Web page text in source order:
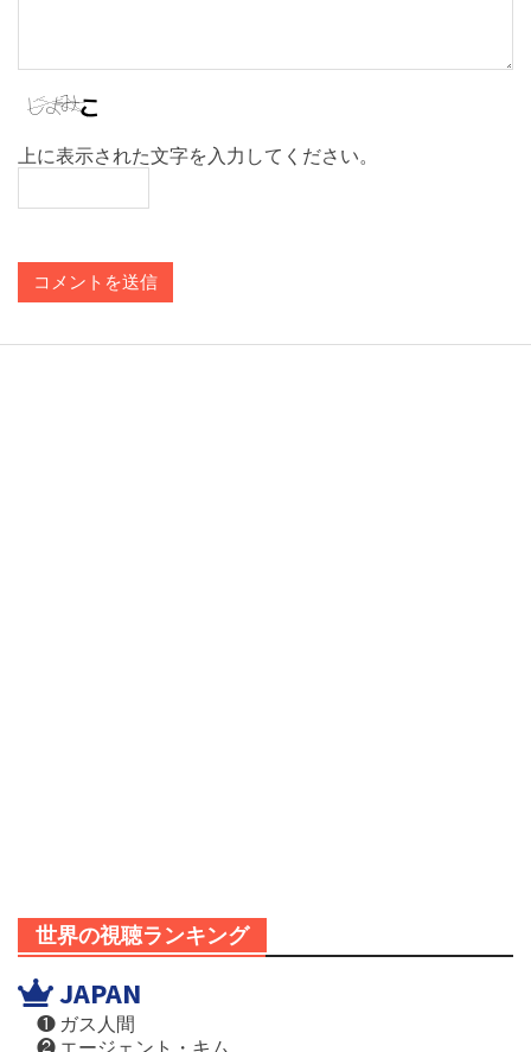
上に表示された文字を入力してください。
世界の視聴ランキング
JAPAN
❶ ガス人間
❷ エージェント・キム